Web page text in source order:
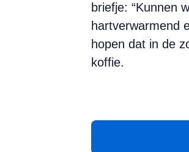
briefje: “Kunnen
hartverwarmend
hopen dat in de
koffie.